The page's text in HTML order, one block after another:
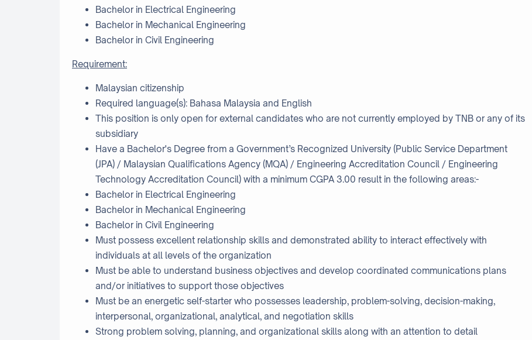
Bachelor in Electrical Engineering
Bachelor in Mechanical Engineering
Bachelor in Civil Engineering
Requirement:
Malaysian citizenship
Required language(s): Bahasa Malaysia and English
This position is only open for external candidates who are not currently employed by TNB or any of its
subsidiary
Have a Bachelor's Degree from a Government’s Recognized University (Public Service Department
(JPA) / Malaysian Qualifications Agency (MQA) / Engineering Accreditation Council / Engineering
Technology Accreditation Council) with a minimum CGPA 3.00 result in the following areas:-
Bachelor in Electrical Engineering
Bachelor in Mechanical Engineering
Bachelor in Civil Engineering
Must possess excellent relationship skills and demonstrated ability to interact effectively with
individuals at all levels of the organization
Must be able to understand business objectives and develop coordinated communications plans
and/or initiatives to support those objectives
Must be an energetic self-starter who possesses leadership, problem-solving, decision-making,
interpersonal, organizational, analytical, and negotiation skills
Strong problem solving, planning, and organizational skills along with an attention to detail